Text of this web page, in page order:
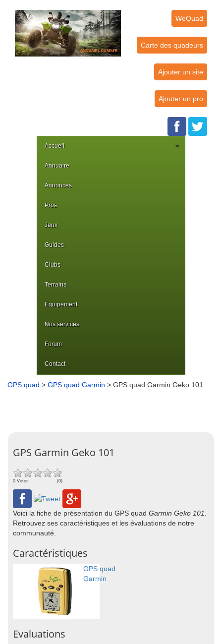
WeQuad
Carte des quadeurs
Ajouter un site
Ajouter un pro
Accueil
Annuaire
Annonces
Pros
Jeux
Guides
Clubs
Terrains
Equipement
Nos services
Forum
Contact
GPS quad > GPS quad Garmin > GPS quad Garmin Geko 101
GPS Garmin Geko 101
0 Votes (0)
Voici la fiche de présentation du GPS quad Garmin Geko 101
Retrouvez ses caractéristiques et les évaluations de notre
communauté.
Caractéristiques
GPS quad
Garmin
Evaluations